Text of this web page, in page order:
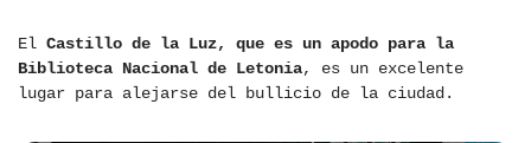
El Castillo de la Luz, que es un apodo para la
Biblioteca Nacional de Letonia, es un excelente
lugar para alejarse del bullicio de la ciudad.